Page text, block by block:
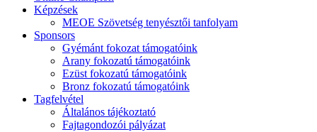
Képzések
MEOE Szövetség tenyésztői tanfolyam
Sponsors
Gyémánt fokozat támogatóink
Arany fokozatú támogatóink
Ezüst fokozatú támogatóink
Bronz fokozatú támogatóink
Tagfelvétel
Általános tájékoztató
Fajtagondozói pályázat